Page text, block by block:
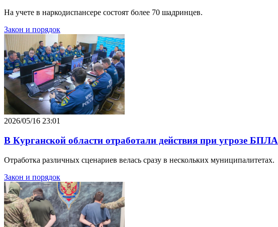
На учете в наркодиспансере состоят более 70 шадринцев.
Закон и порядок
2026/05/16 23:01
В Курганской области отработали действия при угрозе БПЛА
Отработка различных сценариев велась сразу в нескольких муниципалитетах.
Закон и порядок